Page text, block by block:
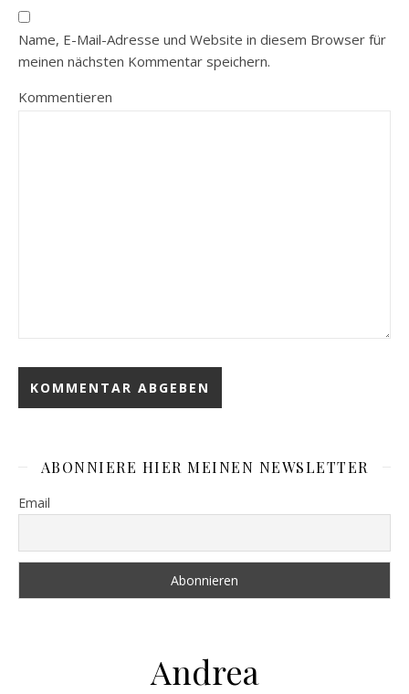
Name, E-Mail-Adresse und Website in diesem Browser für
meinen nächsten Kommentar speichern.
Kommentieren
ABONNIERE HIER MEINEN NEWSLETTER
Email
Andrea